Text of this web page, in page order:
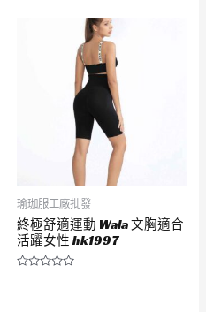
瑜珈服工廠批發
終極舒適運動 Wala 文胸適合
活躍女性 hk1997